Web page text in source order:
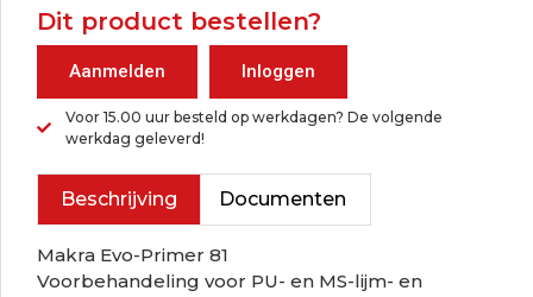
Dit product bestellen?
Aanmelden Inloggen
Voor 15.00 uur besteld op werkdagen? De volgende
werkdag geleverd!
Beschrijving Documenten
Makra Evo-Primer 81
Voorbehandeling voor PU- en MS-lijm- en